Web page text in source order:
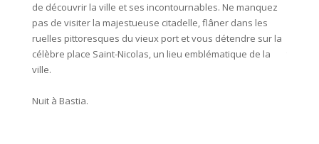
de découvrir la ville et ses incontournables. Ne manquez
pas de visiter la majestueuse citadelle, flâner dans les
ruelles pittoresques du vieux port et vous détendre sur la
célèbre place Saint-Nicolas, un lieu emblématique de la
ville.
Nuit à Bastia.